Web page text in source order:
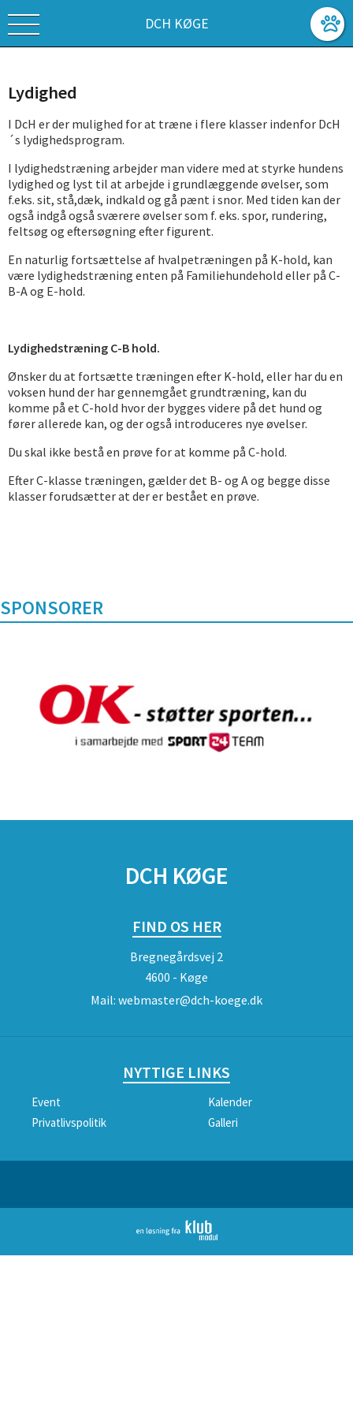
DCH KØGE
Lydighed
I DcH er der mulighed for at træne i flere klasser indenfor DcH
´s lydighedsprogram.
I lydighedstræning arbejder man videre med at styrke hundens
lydighed og lyst til at arbejde i grundlæggende øvelser, som
f.eks. sit, stå,dæk, indkald og gå pænt i snor. Med tiden kan der
også indgå også sværere øvelser som f. eks. spor, rundering,
feltsøg og eftersøgning efter figurent.
En naturlig fortsættelse af hvalpetræningen på K-hold, kan
være lydighedstræning enten på Familiehundehold eller på C-
B-A og E-hold.
Lydighedstræning C-B hold.
Ønsker du at fortsætte træningen efter K-hold, eller har du en
voksen hund der har gennemgået grundtræning, kan du
komme på et C-hold hvor der bygges videre på det hund og
fører allerede kan, og der også introduceres nye øvelser.
Du skal ikke bestå en prøve for at komme på C-hold.
Efter C-klasse træningen, gælder det B- og A og begge disse
klasser forudsætter at der er bestået en prøve.
SPONSORER
DCH KØGE
FIND OS HER
Bregnegårdsvej 2
4600 - Køge
Mail: webmaster@dch-koege.dk
NYTTIGE LINKS
Event
Kalender
Privatlivspolitik
Galleri